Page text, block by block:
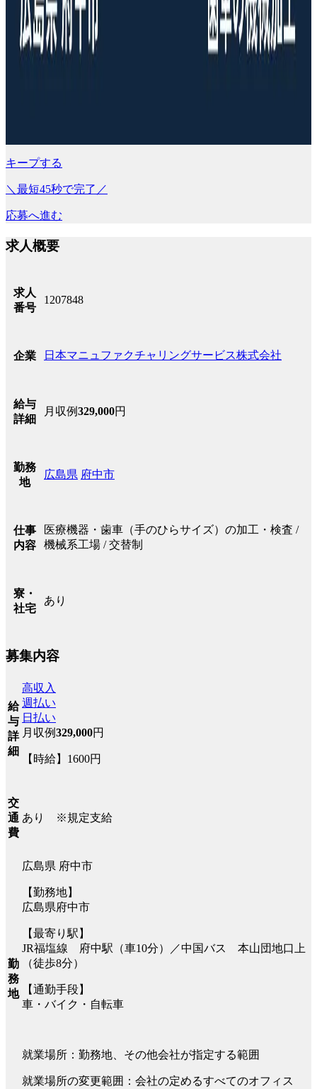
キープする
＼最短45秒で完了／
応募へ進む
求人概要
求人
番号
1207848
企業 日本マニュファクチャリングサービス株式会社
給与
詳細
月収例329,000円
勤務
地
広島県 府中市
仕事
内容
医療機器・歯車（手のひらサイズ）の加工・検査 /
機械系工場 / 交替制
寮・
社宅
あり
募集内容
給
与
詳
細
高収入
週払い
日払い
月収例329,000円
【時給】1600円
交
通
費
あり ※規定支給
勤
務
地
広島県 府中市
【勤務地】
広島県府中市
【最寄り駅】
JR福塩線 府中駅（車10分）／中国バス 本山団地口上
（徒歩8分）
【通勤手段】
車・バイク・自転車
就業場所：勤務地、その他会社が指定する範囲
就業場所の変更範囲：会社の定めるすべてのオフィス